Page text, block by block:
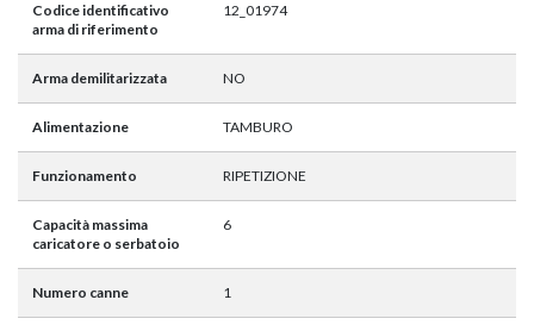
Codice identificativo
arma di riferimento
12_01974
Arma demilitarizzata NO
Alimentazione TAMBURO
Funzionamento RIPETIZIONE
Capacità massima
caricatore o serbatoio
6
Numero canne 1